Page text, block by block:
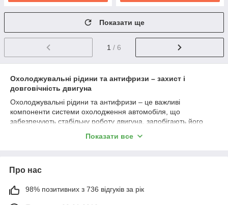
Показати ще
1 / 6
Охолоджувальні рідини та антифризи – захист і
довговічність двигуна
Охолоджувальні рідини та антифризи – це важливі
компоненти системи охолодження автомобіля, що
забезпечують стабільну роботу двигуна, запобігають його
антифриз продовжує термін служби радіатора, помпи та
Основні характеристики охолоджувальних
Показати все
Про нас
98% позитивних з 736 відгуків за рік